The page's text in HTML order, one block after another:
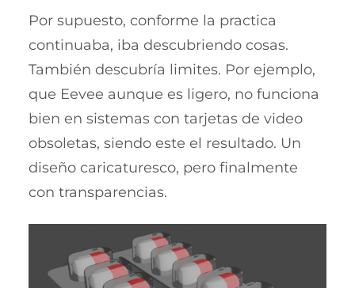
Por supuesto, conforme la practica
continuaba, iba descubriendo cosas.
También descubría limites. Por ejemplo,
que Eevee aunque es ligero, no funciona
bien en sistemas con tarjetas de video
obsoletas, siendo este el resultado. Un
diseño caricaturesco, pero finalmente
con transparencias.